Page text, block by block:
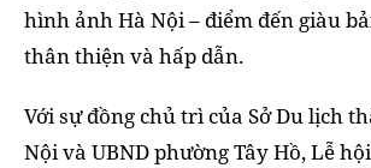
hình ảnh Hà Nội – điểm đến giàu
thân thiện và hấp dẫn.
Với sự đồng chủ trì của Sở Du lịch
Nội và UBND phường Tây Hồ, Lễ